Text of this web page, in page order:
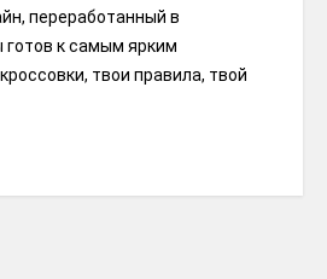
переработанный в
к самым ярким
твои правила, твой